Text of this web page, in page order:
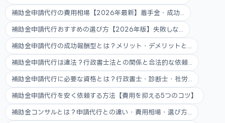
補助金申請代行の費用相場【2026年最新】着手金・成功...
補助金申請代行おすすめの選び方【2026年版】失敗しな...
補助金申請代行の成功報酬型とは？メリット・デメリットと...
補助金申請代行は違法？行政書士法との関係と合法的な依頼...
補助金申請代行に必要な資格とは？行政書士・診断士・社労...
補助金申請代行を安く依頼する方法【費用を抑える5つのコツ】
補助金コンサルとは？申請代行との違い・費用相場・選び方...